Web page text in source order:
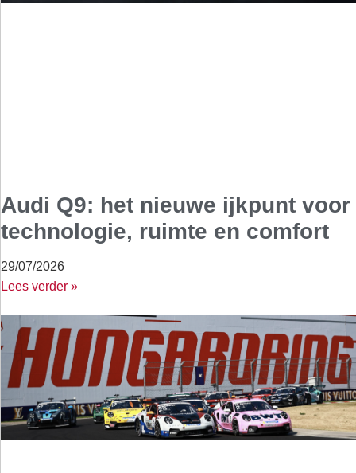
Audi Q9: het nieuwe ijkpunt voor
technologie, ruimte en comfort
29/07/2026
Lees verder »